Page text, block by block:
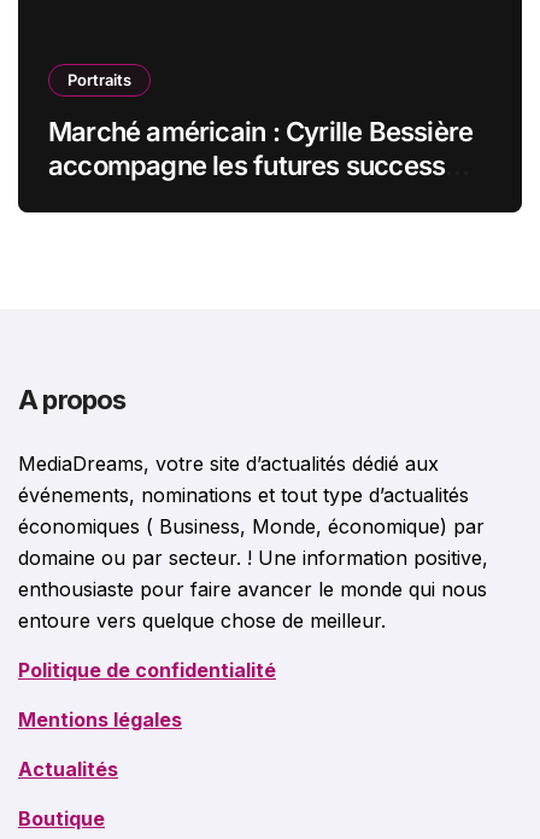
Portraits
Marché américain : Cyrille Bessière
accompagne les futures success
A propos
MediaDreams, votre site d’actualités dédié aux
événements, nominations et tout type d’actualités
économiques ( Business, Monde, économique) par
domaine ou par secteur. ! Une information positive,
enthousiaste pour faire avancer le monde qui nous
entoure vers quelque chose de meilleur.
Politique de confidentialité
Mentions légales
Actualités
Boutique